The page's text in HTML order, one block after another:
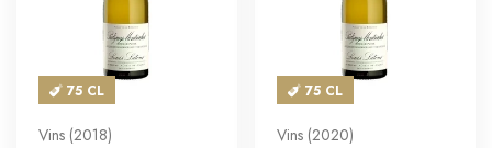
75 CL
Vins (2018)
75 CL
Vins (2020)